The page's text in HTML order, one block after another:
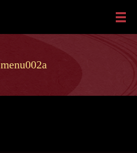
メ
menu002a